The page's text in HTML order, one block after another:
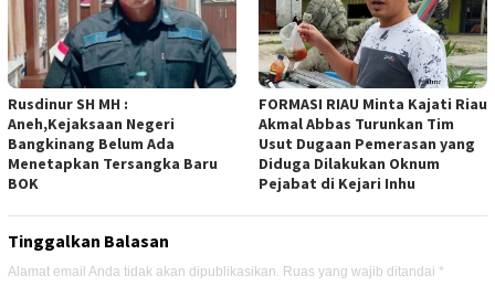
Rusdinur SH MH :
Aneh,Kejaksaan Negeri
Bangkinang Belum Ada
Menetapkan Tersangka Baru
BOK
FORMASI RIAU Minta Kajati Riau
Akmal Abbas Turunkan Tim
Usut Dugaan Pemerasan yang
Diduga Dilakukan Oknum
Pejabat di Kejari Inhu
Tinggalkan Balasan
Alamat email Anda tidak akan dipublikasikan. Ruas yang wajib ditandai *